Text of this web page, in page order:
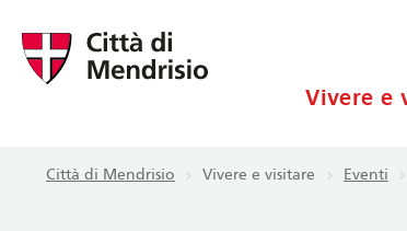
Vivere e
Città di Mendrisio Vivere e visitare Eventi